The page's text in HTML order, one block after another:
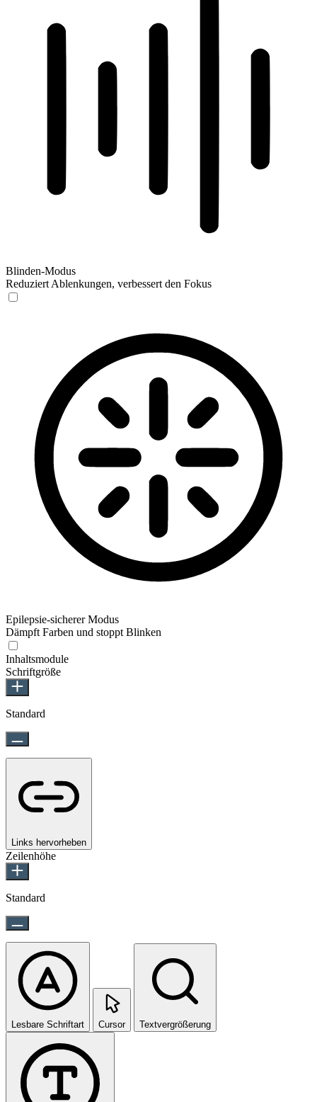
Blinden-Modus
Reduziert Ablenkungen, verbessert den Fokus
Epilepsie-sicherer Modus
Dämpft Farben und stoppt Blinken
Inhaltsmodule
Schriftgröße
Standard
Links hervorheben
Zeilenhöhe
Standard
Lesbare Schriftart Cursor Textvergrößerung